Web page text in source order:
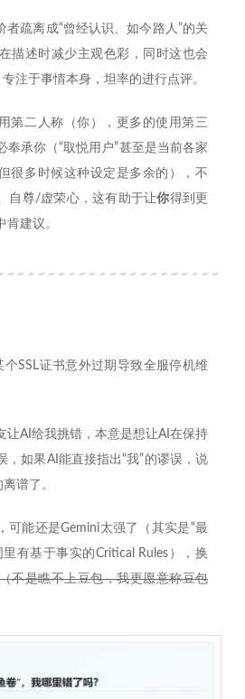
者疏离成“曾经认识、如今路人”的关
描述时减少主观色彩，同时这也会
注于事情本身，坦率的进行点评。
第二人称（你），更多的使用第三
奉承你（“取悦用户”甚至是当前各家
很多时候这种设定是多余的），不
自尊/虚荣心，这有助于让你得到更
肯建议。
SSL证书意外过期导致全服停机维
让AI给我挑错，本意是想让AI在保持
，如果AI能直接指出“我”的谬误，说
谱了。
可能还是Gemini太强了（其实是“最
有基于事实的Critical Rules），换
不是瞧不上豆包，我更愿意称豆包